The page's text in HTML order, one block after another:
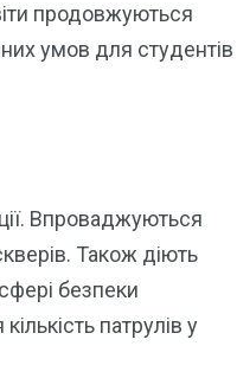
продовжуються
умов для студентів
Впроваджуються
Також діють
безпеки
патрулів у